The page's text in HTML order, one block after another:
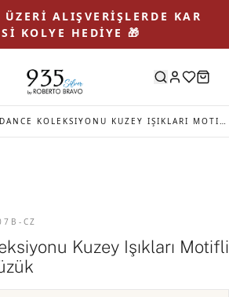
ALIŞVERİŞLERDE KAR
KOLYE HEDİYE 🎁
SOUL DANCE KOLEKSIYONU KUZEY IŞIKLARI MOTIFLI SIYAH GÜMÜŞ YÜZÜK
CZ
Kuzey Işıkları Motifli